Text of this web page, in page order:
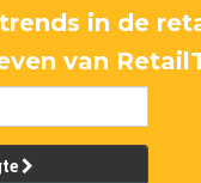
in de
van